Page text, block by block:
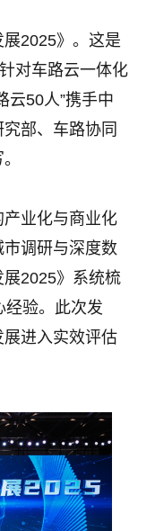
2025》。这是
对车路云一体化
云50人”携手中
部、车路协同
业化与商业化
调研与深度数
2025》系统梳
经验。此次发
进入实效评估